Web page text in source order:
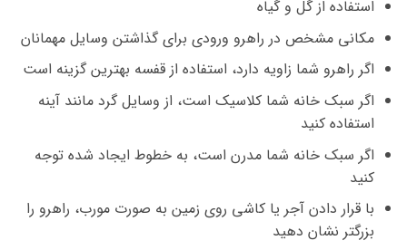
استفاده از گل و گیاه
مکانی مشخص در راهرو ورودی برای گذاشتن وسایل مهمانان
اگر راهرو شما زاویه دارد، استفاده از قفسه بهترین گزینه است
اگر سبک خانه شما کلاسیک است، از وسایل گرد مانند آینه
استفاده کنید
اگر سبک خانه شما مدرن است، به خطوط ایجاد شده توجه
کنید
با قرار دادن آجر یا کاشی روی زمین به صورت مورب، راهرو را
بزرگتر نشان دهید